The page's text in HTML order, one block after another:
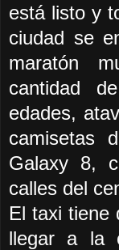
está listo y
ciudad se
maratón
cantidad
edades,
camisetas
Galaxy 8,
calles del
El taxi tiene
llegar a la